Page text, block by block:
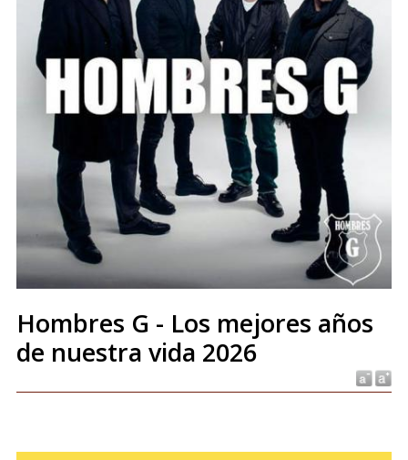
Hombres G - Los mejores años
de nuestra vida 2026